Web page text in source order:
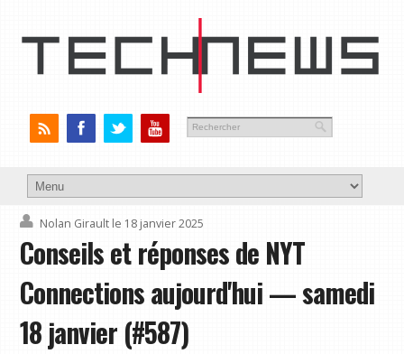
Nolan Girault le 18 janvier 2025
Conseils et réponses de NYT
Connections aujourd'hui — samedi
18 janvier (#587)